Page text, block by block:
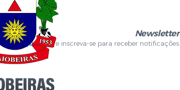
SGDI - Sistema de Gerência de Demandas Internas
Concurso Público e Processo Seletivo
Portal da Atenção Primaria
Newsletter
Clique aquie inscreva-se para receber notificações